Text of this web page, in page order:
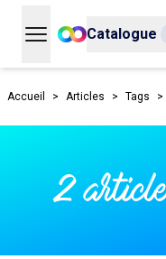
Ouvrir le menu
Catalogue
Accueil > Articles > Tags >
2